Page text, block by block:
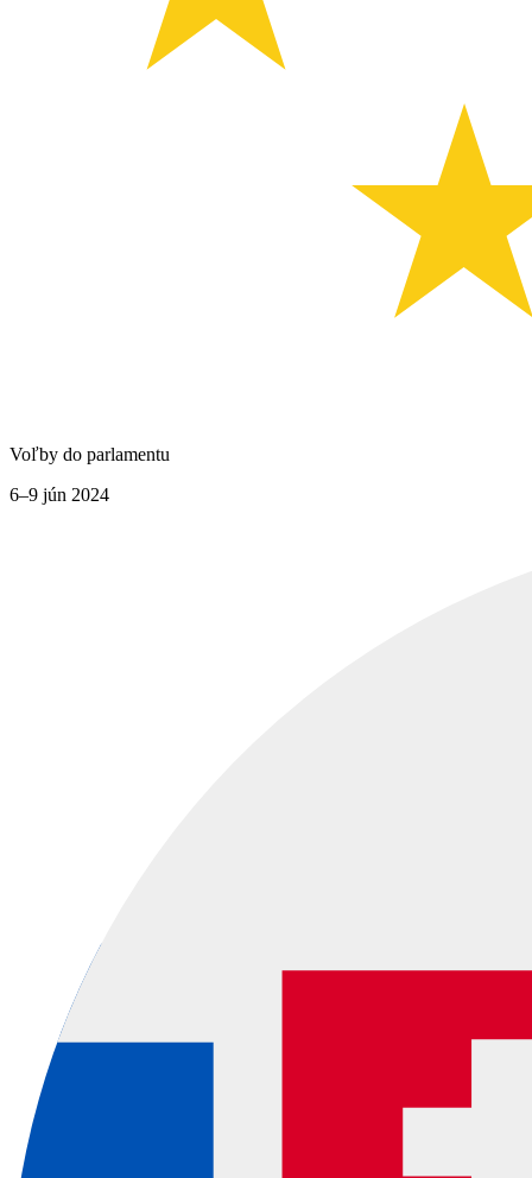
Voľby do parlamentu
6–9 jún 2024